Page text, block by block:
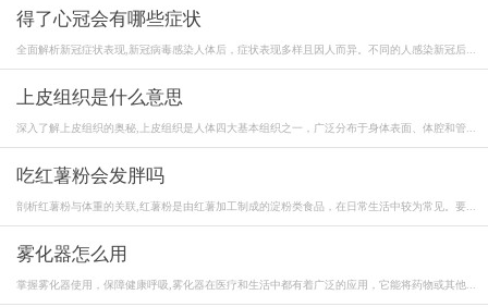
得了心冠会有哪些症状
全面解析新冠症状表现,新冠病毒感染人体后，症状表现多样且因人而异。不同的人感染新冠后...
上皮组织是什么意思
深入了解上皮组织的奥秘,上皮组织是人体四大基本组织之一，广泛分布于身体表面、体腔和管...
吃红薯粉会发胖吗
剖析红薯粉与体重的关联,红薯粉是由红薯加工制成的淀粉类食品，在日常生活中较为常见。要...
雾化器怎么用
掌握雾化器使用，保障健康呼吸,雾化器在医疗和生活中都有着广泛的应用，它能将药物或其他...